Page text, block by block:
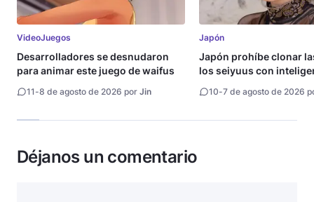
VideoJuegos
Desarrolladores se desnudaron
para animar este juego de waifus
11-8 de agosto de 2026 por Jin
Japón
Japón prohíbe clonar
los seiyuus con
10-7 de agosto de 2026
Déjanos un comentario